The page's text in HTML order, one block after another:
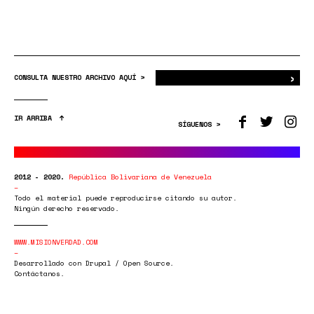
CONSULTA NUESTRO ARCHIVO AQUÍ > ›
IR ARRIBA
SÍGUENOS >
2012 - 2020. República Bolivariana de Venezuela
Todo el material puede reproducirse citando su autor.
Ningún derecho reservado.
WWW.MISIONVERDAD.COM
Desarrollado con Drupal / Open Source.
Contáctanos.